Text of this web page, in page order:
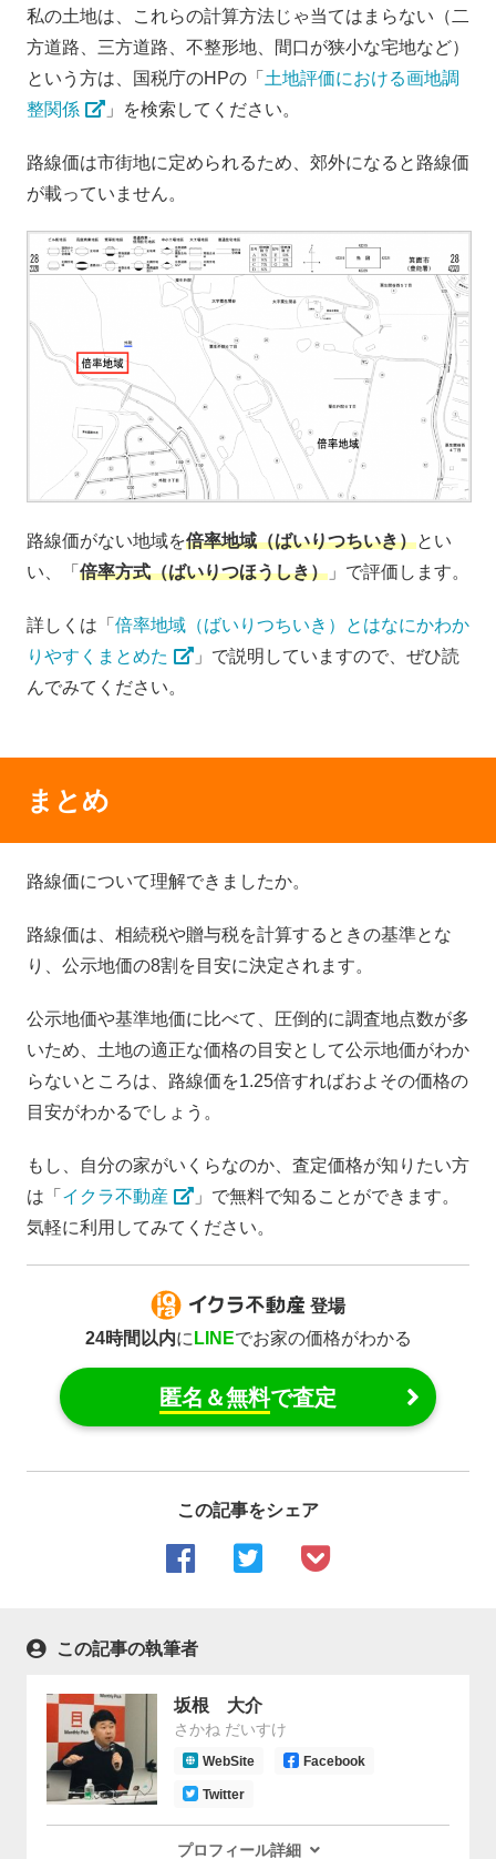
私の土地は、これらの計算方法じゃ当てはまらない（二
方道路、三方道路、不整形地、間口が狭小な宅地など）
という方は、国税庁のHPの「 土地評価における画地調
整関係
」を検索してください。
路線価は市街地に定められるため、郊外になると路線価
が載っていません。
路線価がない地域を倍率地域（ばいりつちいき）とい
い、「 倍率方式（ばいりつほうしき）」で評価します。
詳しくは「 倍率地域（ばいりつちいき）とはなにかわか
りやすくまとめた
」で説明していますので、ぜひ読
んでみてください。
まとめ
路線価について理解できましたか。
路線価は、相続税や贈与税を計算するときの基準とな
り、公示地価の8割を目安に決定されます。
公示地価や基準地価に比べて、圧倒的に調査地点数が多
いため、土地の適正な価格の目安として公示地価がわか
らないところは、路線価を1.25倍すればおよその価格の
目安がわかるでしょう。
もし、自分の家がいくらなのか、査定価格が知りたい方
は「 イクラ不動産
」で無料で知ることができます。
気軽に利用してみてください。
登場
24時間以内に LINEでお家の価格がわかる
匿名＆無料で査定
この記事をシェア
この記事の執筆者
坂根 大介
さかね だいすけ
WebSite Facebook
Twitter
プロフィール詳細